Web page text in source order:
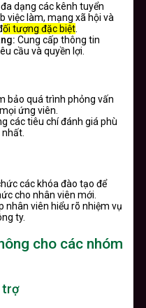
dạng các kênh tuyển
việc làm, mạng xã hội và
ối tượng đặc biệt
Cung cấp thông tin
cầu và quyền lợi.
bảo quá trình phỏng vấn
ứng viên.
các tiêu chí đánh giá phù
nhất.
các khóa đào tạo để
cho nhân viên mới.
nhân viên hiểu rõ nhiệm vụ
ty.
cho các nhóm
trợ